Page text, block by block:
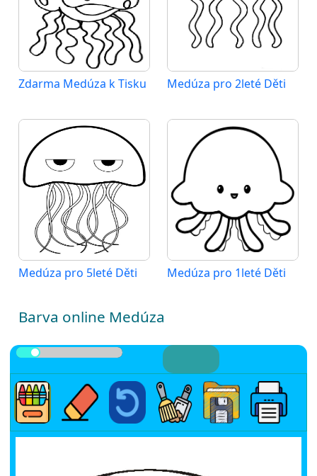
Zdarma Medúza k Tisku Medúza pro 2leté Děti
Medúza pro 5leté Děti Medúza pro 1leté Děti
Barva online Medúza